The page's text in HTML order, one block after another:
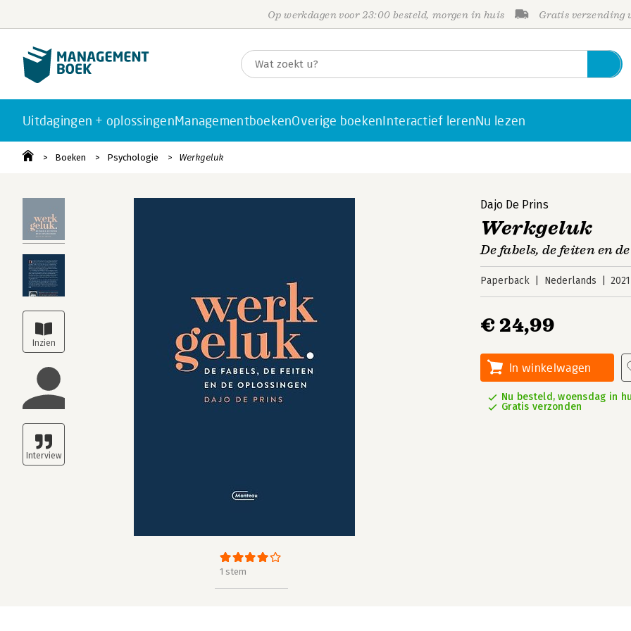
Op werkdagen voor 23:00 besteld, morgen in huis Gratis verzending
Uitdagingen + oplossingenManagementboekenOverige boekenInteractief lerenNu lezen
Boeken Psychologie Werkgeluk
1 stem
Dajo De Prins
Werkgeluk
De fabels, de feiten en
Paperback Nederlands 2021
€ 24,99
In winkelwagen
Nu besteld, woensdag in
Gratis verzonden